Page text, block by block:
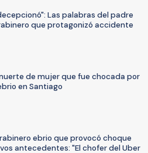
Las palabras del padre
que protagonizó accidente
de mujer que fue chocada por
en Santiago
ebrio que provocó choque
antecedentes: "El chofer del Uber